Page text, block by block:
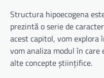
Structura hipoecogena
prezintă o serie de
acest capitol, vom
vom analiza modul în
alte concepte științifice.